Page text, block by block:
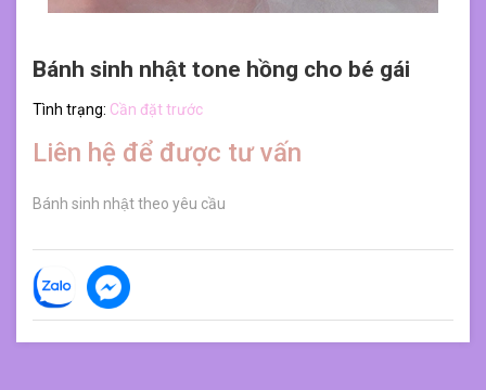
Bánh sinh nhật tone hồng cho bé gái
Tình trạng: Cần đặt trước
Liên hệ để được tư vấn
Bánh sinh nhật theo yêu cầu